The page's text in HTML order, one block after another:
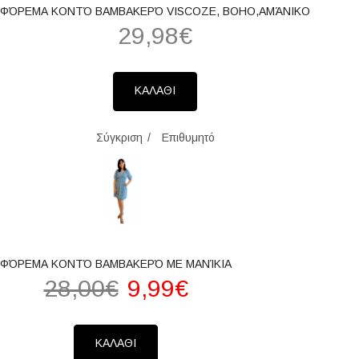
ΦΌΡΕΜΑ ΚΟΝΤΌ ΒΑΜΒΑΚΕΡΌ VISCOZE, BOHO,ΑΜΆΝΙΚΟ
29,98€
ΚΑΛΑΘΙ
Σύγκριση Επιθυμητό
ΦΌΡΕΜΑ ΚΟΝΤΌ ΒΑΜΒΑΚΕΡΌ ΜΕ ΜΑΝΊΚΙΑ
28,00€ 9,99€
ΚΑΛΑΘΙ